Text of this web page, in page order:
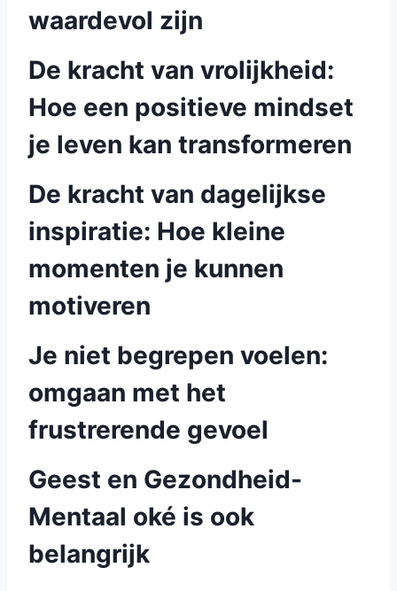
waardevol zijn
De kracht van vrolijkheid:
Hoe een positieve mindset
je leven kan transformeren
De kracht van dagelijkse
inspiratie: Hoe kleine
momenten je kunnen
motiveren
Je niet begrepen voelen:
omgaan met het
frustrerende gevoel
Geest en Gezondheid-
Mentaal oké is ook
belangrijk